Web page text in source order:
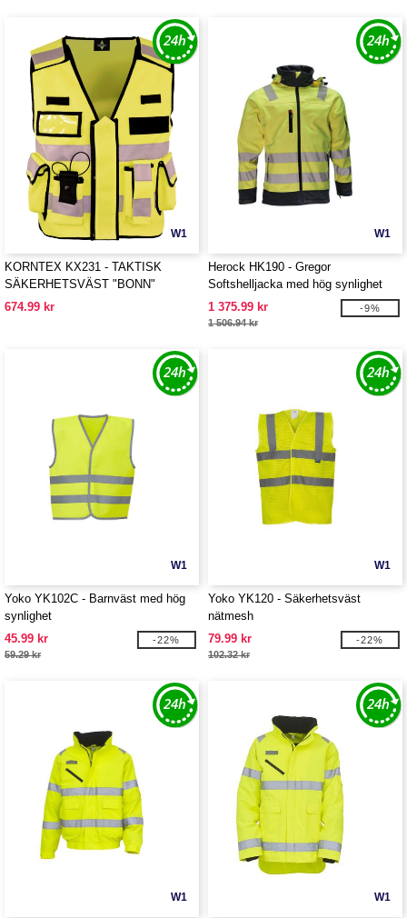
W1
KORNTEX KX231 - TAKTISK
SÄKERHETSVÄST "BONN"
674.99 kr
W1
Herock HK190 - Gregor
Softshelljacka med hög synlighet
1 375.99 kr
1 506.94 kr
-9%
W1
Yoko YK102C - Barnväst med hög
synlighet
45.99 kr
59.29 kr
-22%
W1
Yoko YK120 - Säkerhetsväst
nätmesh
79.99 kr
102.32 kr
-22%
W1 W1